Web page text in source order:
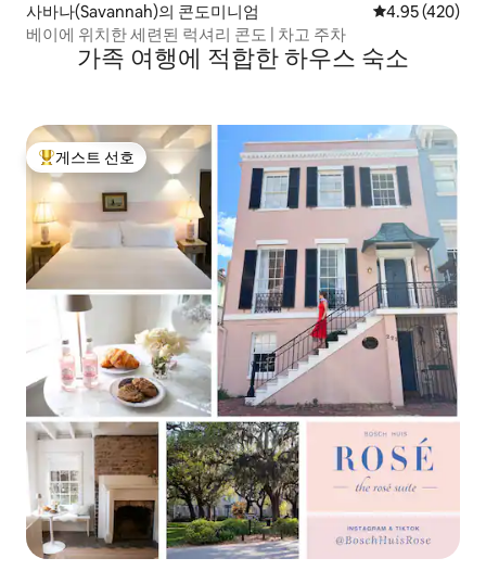
사바나(Savannah)의 콘도미니엄 평점 4.95점(5
4.95 (420)
베이에 위치한 세련된 럭셔리 콘도 | 차고 주차
가족 여행에 적합한 하우스 숙소
상위 게스트 선호
게스트 선호